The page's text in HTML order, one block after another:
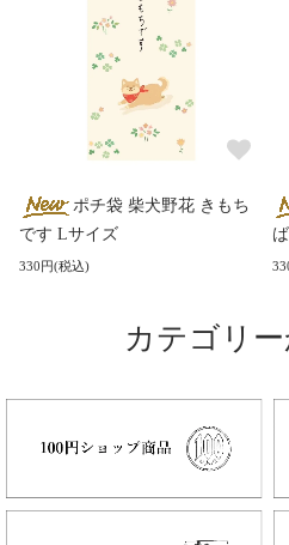
ポチ袋 柴犬野花 きもち
です Lサイズ
330円(税込)
カテゴリ